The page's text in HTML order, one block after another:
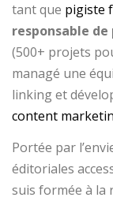
tant que pigiste
responsable
(500+ projets
managé une
linking et
content
Portée par
éditoriales
suis formée à la